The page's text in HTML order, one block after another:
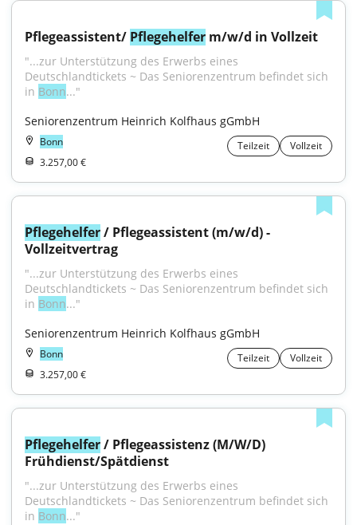
Pflegeassistent/ Pflegehelfer m/w/d in Vollzeit
"...zur Unterstützung des Erwerbs eines
Deutschlandtickets ~ Das Seniorenzentrum befindet sich
in Bonn..."
Seniorenzentrum Heinrich Kolfhaus gGmbH
Bonn Teilzeit
Vollzeit
3.257,00 €
Pflegehelfer / Pflegeassistent (m/w/d) -
Vollzeitvertrag
"...zur Unterstützung des Erwerbs eines
Deutschlandtickets ~ Das Seniorenzentrum befindet sich
in Bonn..."
Seniorenzentrum Heinrich Kolfhaus gGmbH
Bonn Teilzeit
Vollzeit
3.257,00 €
Pflegehelfer / Pflegeassistenz (M/W/D)
Frühdienst/Spätdienst
"...zur Unterstützung des Erwerbs eines
Deutschlandtickets ~ Das Seniorenzentrum befindet sich
in Bonn..."